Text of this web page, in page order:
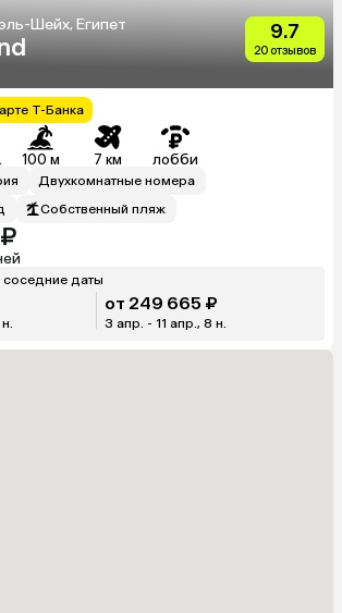
Шейх, Египет 9.7
20 отзывов
Т-Банка
100 м 7 км лобби
Двухкомнатные номера
Собственный пляж
даты
от 249 665 ₽
3 апр. - 11 апр., 8 н.